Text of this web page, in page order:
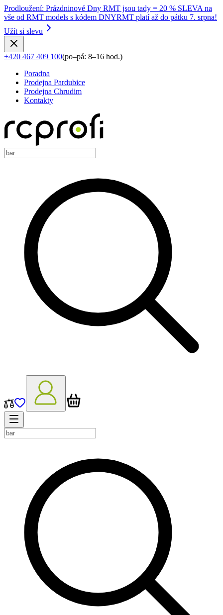
Prodloužení: Prázdninové Dny RMT jsou tady = 20 % SLEVA na
vše od RMT models s kódem DNYRMT platí až do pátku 7. srpna!
Užít si slevu
+420 467 409 100(po–pá: 8–16 hod.)
Poradna
Prodejna Pardubice
Prodejna Chrudim
Kontakty